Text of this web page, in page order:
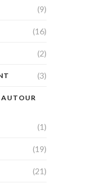
(9)
(16)
(2)
(3)
AUTOUR
(1)
(19)
(21)